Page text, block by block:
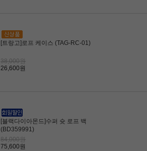
[트랑고]로프 케이스 (TAG-RC-01)
38,000원
26,600원
[블랙다이아몬드]수퍼 슛 로프 백
(BD359991)
84,000원
75,600원